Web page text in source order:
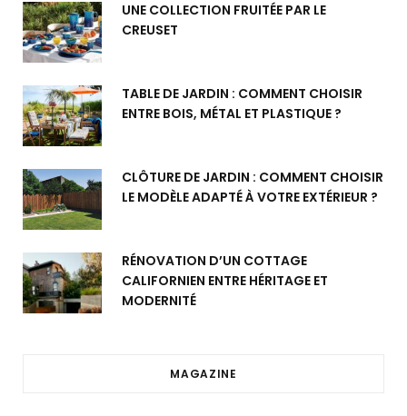
UNE COLLECTION FRUITÉE PAR LE
CREUSET
TABLE DE JARDIN : COMMENT CHOISIR
ENTRE BOIS, MÉTAL ET PLASTIQUE ?
CLÔTURE DE JARDIN : COMMENT CHOISIR
LE MODÈLE ADAPTÉ À VOTRE EXTÉRIEUR ?
RÉNOVATION D’UN COTTAGE
CALIFORNIEN ENTRE HÉRITAGE ET
MODERNITÉ
MAGAZINE